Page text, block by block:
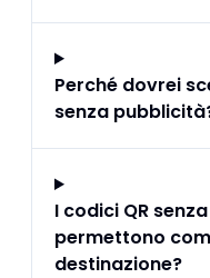
Perché dovrei
senza
I codici QR
permettono
destinazione?